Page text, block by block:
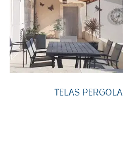
TELAS PERGOLA